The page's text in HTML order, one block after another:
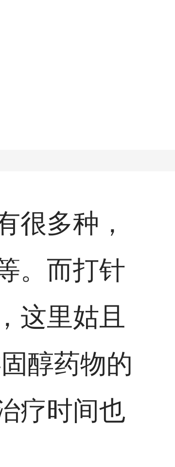
很多种，
。而打针
这里姑且
醇药物的
疗时间也